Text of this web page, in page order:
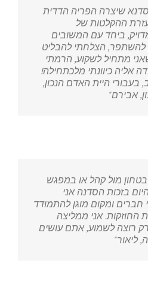
שיצרה הפריה הדדית
ההקלטות של
ביחד עם המשובים
להשתפר, הצלחתי להבליט
מתחיל לשקוע, הרמתי
אליה כיוונתי מלכתחילה!
היית האדם הנכון,
אבירם"
מול קהל או במפגש
בזכות הסדנה אני
ומקום מוגן להתמודד
אני ממליצה
רוצה לשמוע, אתם עושים
ליאור"